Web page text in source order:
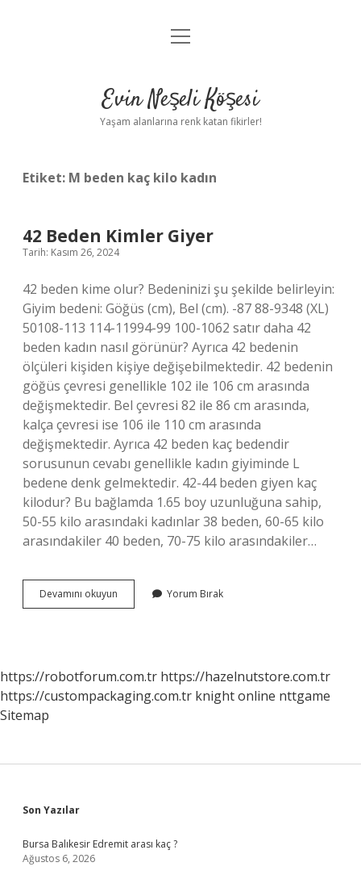
Anasayfa
Yasal Uyarı
menüyü
Evin Neşeli Köşesi
Yaşam alanlarına renk katan fikirler!
Etiket: M beden kaç kilo kadın
42 Beden Kimler Giyer
Tarih: Kasım 26, 2024
42 beden kime olur? Bedeninizi şu şekilde belirleyin:
Giyim bedeni: Göğüs (cm), Bel (cm). -87 88-9348 (XL)
50108-113 114-11994-99 100-1062 satır daha 42
beden kadın nasıl görünür? Ayrıca 42 bedenin
ölçüleri kişiden kişiye değişebilmektedir. 42 bedenin
göğüs çevresi genellikle 102 ile 106 cm arasında
değişmektedir. Bel çevresi 82 ​​ile 86 cm arasında,
kalça çevresi ise 106 ile 110 cm arasında
değişmektedir. Ayrıca 42 beden kaç bedendir
sorusunun cevabı genellikle kadın giyiminde L
bedene denk gelmektedir. 42-44 beden giyen kaç
kilodur? Bu bağlamda 1.65 boy uzunluğuna sahip,
50-55 kilo arasındaki kadınlar 38 beden, 60-65 kilo
arasındakiler 40 beden, 70-75 kilo arasındakiler…
Devamını okuyun
Beden
Yorum Bırak
https://robotforum.com.tr https://hazelnutstore.com.tr
https://custompackaging.com.tr knight online nttgame
Sitemap
Sidebar
Son Yazılar
Bursa Balıkesir Edremit arası kaç ?
Ağustos 6, 2026